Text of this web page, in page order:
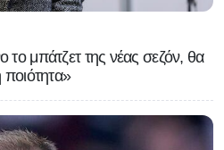
μπάτζετ της νέας σεζόν, θα
ποιότητα»